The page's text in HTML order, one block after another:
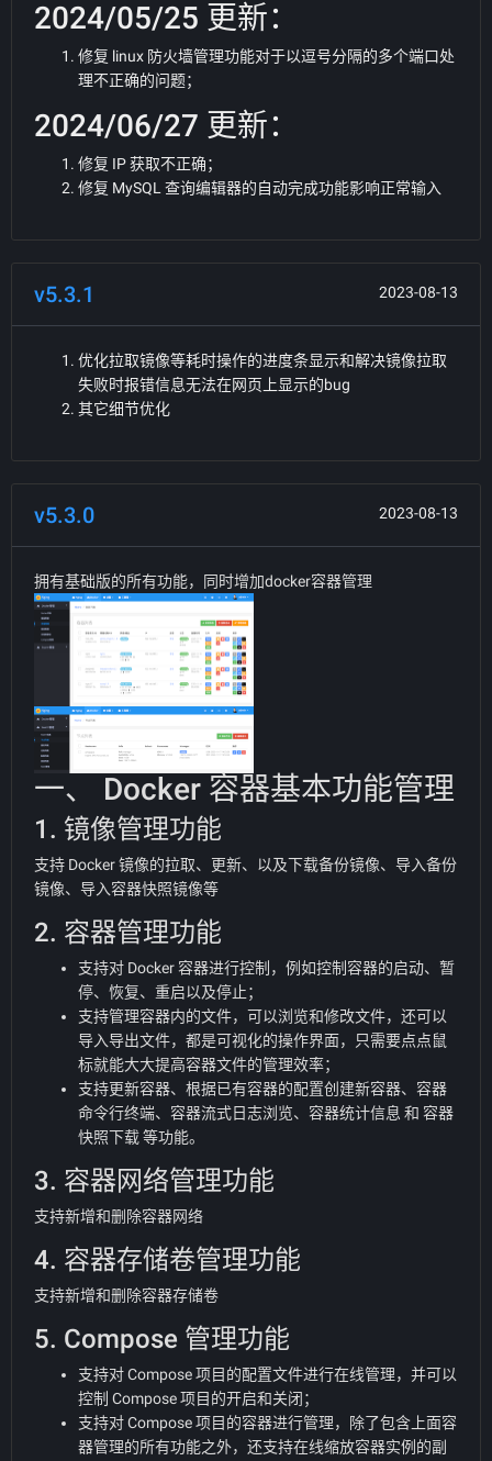
2024/05/25 更新：
修复 linux 防火墙管理功能对于以逗号分隔的多个端口处
理不正确的问题；
2024/06/27 更新：
修复 IP 获取不正确；
修复 MySQL 查询编辑器的自动完成功能影响正常输入
2023-08-13
v5.3.1
优化拉取镜像等耗时操作的进度条显示和解决镜像拉取
失败时报错信息无法在网页上显示的bug
其它细节优化
2023-08-13
v5.3.0
拥有基础版的所有功能，同时增加docker容器管理
一、 Docker 容器基本功能管理
1. 镜像管理功能
支持 Docker 镜像的拉取、更新、以及下载备份镜像、导入备份
镜像、导入容器快照镜像等
2. 容器管理功能
支持对 Docker 容器进行控制，例如控制容器的启动、暂
停、恢复、重启以及停止；
支持管理容器内的文件，可以浏览和修改文件，还可以
导入导出文件，都是可视化的操作界面，只需要点点鼠
标就能大大提高容器文件的管理效率；
支持更新容器、根据已有容器的配置创建新容器、容器
命令行终端、容器流式日志浏览、容器统计信息 和 容器
快照下载 等功能。
3. 容器网络管理功能
支持新增和删除容器网络
4. 容器存储卷管理功能
支持新增和删除容器存储卷
5. Compose 管理功能
支持对 Compose 项目的配置文件进行在线管理，并可以
控制 Compose 项目的开启和关闭；
支持对 Compose 项目的容器进行管理，除了包含上面容
器管理的所有功能之外，还支持在线缩放容器实例的副